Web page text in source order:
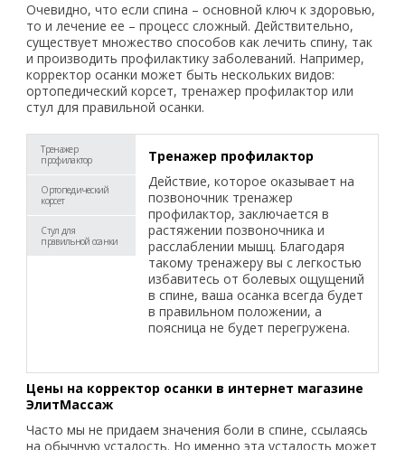
Очевидно, что если спина – основной ключ к здоровью,
то и лечение ее – процесс сложный. Действительно,
существует множество способов как лечить спину, так
и производить профилактику заболеваний. Например,
корректор осанки может быть нескольких видов:
ортопедический корсет, тренажер профилактор или
стул для правильной осанки.
Тренажер
профилактор
Ортопедический
корсет
Стул для
правильной осанки
Тренажер профилактор
Действие, которое оказывает на
позвоночник тренажер
профилактор, заключается в
растяжении позвоночника и
расслаблении мышц. Благодаря
такому тренажеру вы с легкостью
избавитесь от болевых ощущений
в спине, ваша осанка всегда будет
в правильном положении, а
поясница не будет перегружена.
Цены на корректор осанки в интернет магазине
ЭлитМассаж
Часто мы не придаем значения боли в спине, ссылаясь
на обычную усталость. Но именно эта усталость может